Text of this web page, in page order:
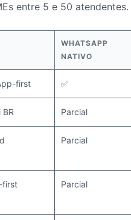
entre 5 e 50 atendentes.
WHATSAPP
NATIVO
first ✅
Parcial
Parcial
first Parcial